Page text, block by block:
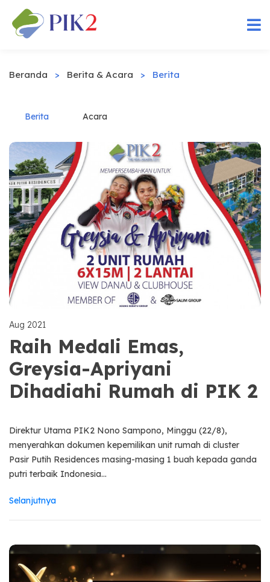
Beranda > Berita & Acara > Berita
Berita Acara
Aug 2021
Raih Medali Emas,
Greysia-Apriyani
Dihadiahi Rumah di PIK 2
Direktur Utama PIK2 Nono Sampono, Minggu (22/8),
menyerahkan dokumen kepemilikan unit rumah di cluster
Pasir Putih Residences masing-masing 1 buah kepada ganda
putri terbaik Indonesia...
Selanjutnya